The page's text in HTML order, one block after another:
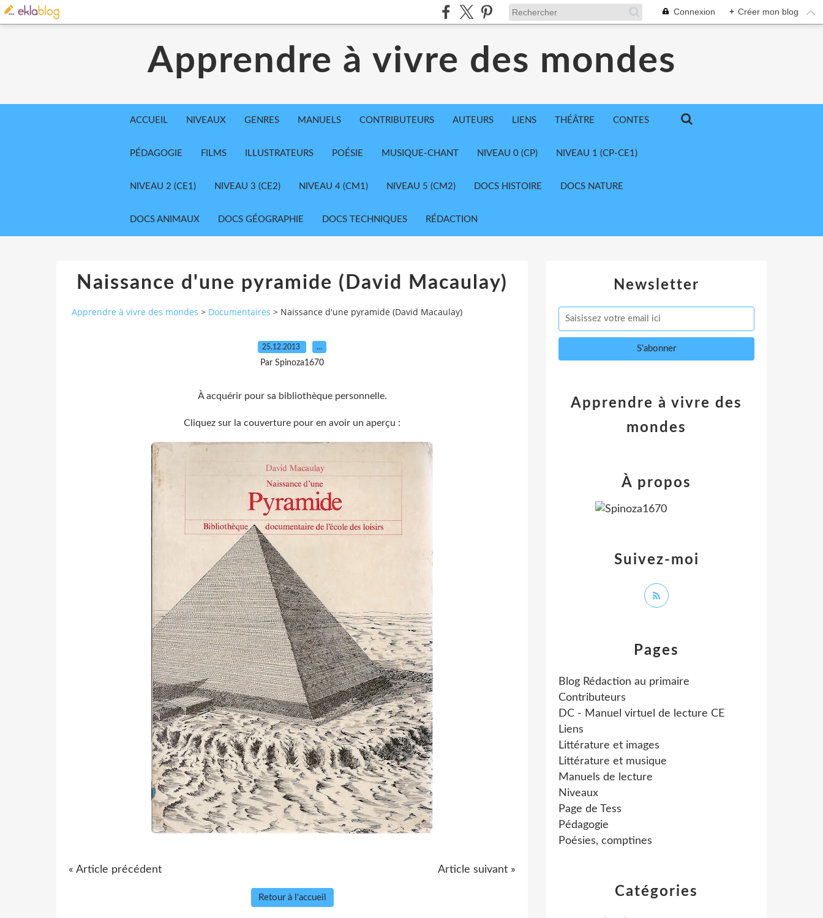
Connexion + Créer mon blog
Apprendre à vivre des mondes
ACCUEIL NIVEAUX GENRES MANUELS CONTRIBUTEURS AUTEURS LIENS THÉÂTRE CONTES
PÉDAGOGIE FILMS ILLUSTRATEURS POÉSIE MUSIQUE-CHANT NIVEAU 0 (CP) NIVEAU 1 (CP-CE1)
NIVEAU 2 (CE1) NIVEAU 3 (CE2) NIVEAU 4 (CM1) NIVEAU 5 (CM2) DOCS HISTOIRE DOCS NATURE
DOCS ANIMAUX DOCS GÉOGRAPHIE DOCS TECHNIQUES RÉDACTION
Naissance d'une pyramide (David Macaulay)
Apprendre à vivre des mondes > Documentaires > Naissance d'une pyramide (David Macaulay)
25.12.2013 …
Par Spinoza1670
À acquérir pour sa bibliothèque personnelle.
Cliquez sur la couverture pour en avoir un aperçu :
« Article précédent Article suivant »
Retour à l'accueil
Newsletter
Catégories
Pages
Blog Rédaction au primaire
Contributeurs
DC - Manuel virtuel de lecture CE
Liens
Littérature et images
Littérature et musique
Manuels de lecture
Niveaux
Page de Tess
Pédagogie
Poésies, comptines
Apprendre à vivre des
mondes
Suivez-moi
À propos